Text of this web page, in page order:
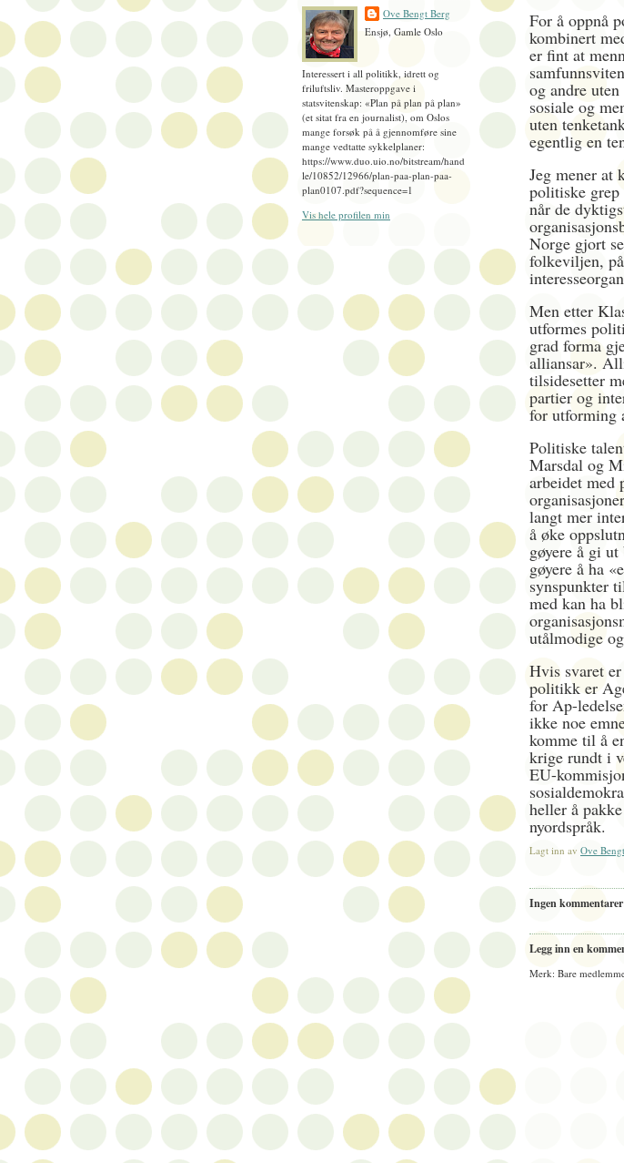
For å oppnå
kombinert
er fint at
og andre
sosiale og
uten
egentlig en
Jeg mener at
politiske
når de
Norge gjort
folkeviljen,
Men etter
utformes
grad forma
alliansar».
tilsidesetter
partier og
for utforming
Politiske
Marsdal og
arbeidet med
langt mer
å øke
gøyere å gi
gøyere å ha
synspunkter
med kan ha
utålmodige
Hvis svaret
politikk er
for Ap-
ikke noe
komme til å
krige rundt i
EU-
heller å
nyordspråk.
Lagt inn av Ove
Ingen
Legg inn en
Merk: Bare
Ove Bengt Berg
Ensjø, Gamle Oslo
Interessert i all politikk, idrett og
friluftsliv. Masteroppgave i
statsvitenskap: «Plan på plan på plan»
(et sitat fra en journalist), om Oslos
mange forsøk på å gjennomføre sine
mange vedtatte sykkelplaner:
https://www.duo.uio.no/bitstream/hand
le/10852/12966/plan-paa-plan-paa-
plan0107.pdf?sequence=1
Vis hele profilen min